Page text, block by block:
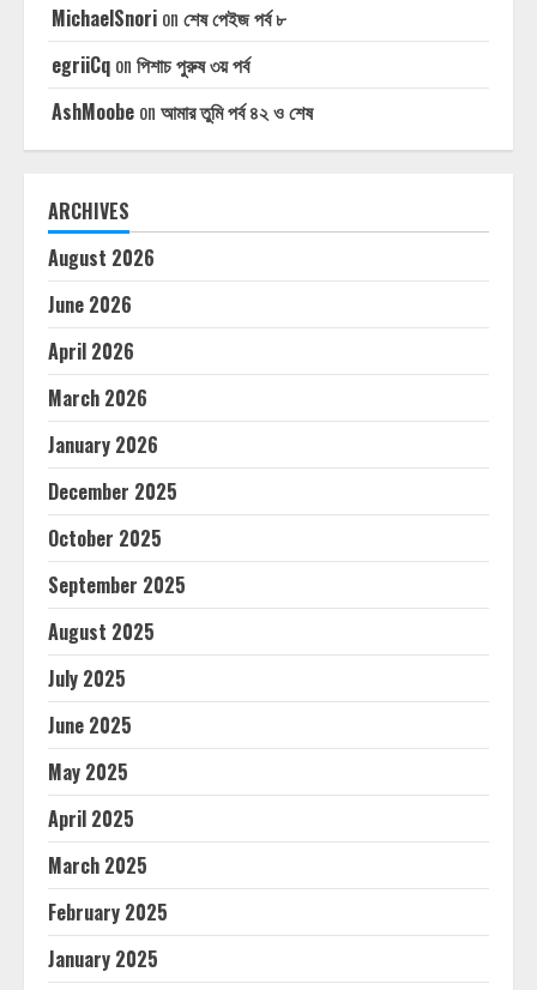
MichaelSnori on শেষ পেইজ পর্ব ৮
egriiCq on পিশাচ পুরুষ ৩য় পর্ব
AshMoobe on আমার তুমি পর্ব ৪২ ও শেষ
ARCHIVES
August 2026
June 2026
April 2026
March 2026
January 2026
December 2025
October 2025
September 2025
August 2025
July 2025
June 2025
May 2025
April 2025
March 2025
February 2025
January 2025